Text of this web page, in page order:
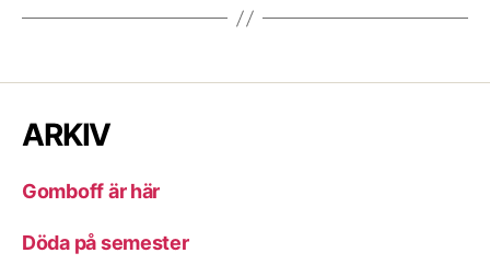
ARKIV
Gomboff är här
Döda på semester